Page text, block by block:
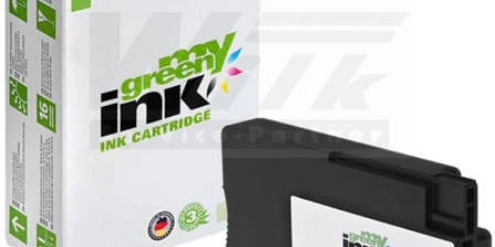
Sie das Medium 0 im Modalformat